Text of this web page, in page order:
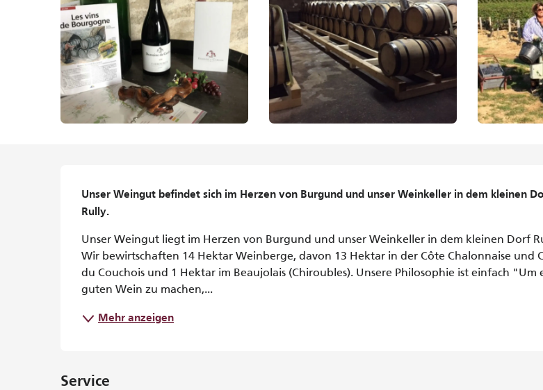
Unser Weingut befindet sich im Herzen von Burgund und unser Weinkeller in dem kleinen
Rully.
Unser Weingut liegt im Herzen von Burgund und unser Weinkeller in dem kleinen Dorf
Wir bewirtschaften 14 Hektar Weinberge, davon 13 Hektar in der Côte Chalonnaise und
du Couchois und 1 Hektar im Beaujolais (Chiroubles). Unsere Philosophie ist einfach "Um
guten Wein zu machen,...
Mehr anzeigen
Service